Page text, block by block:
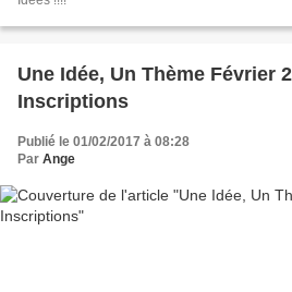
Une Idée, Un Thème Février
Inscriptions
Publié le 01/02/2017 à 08:28
Par Ange